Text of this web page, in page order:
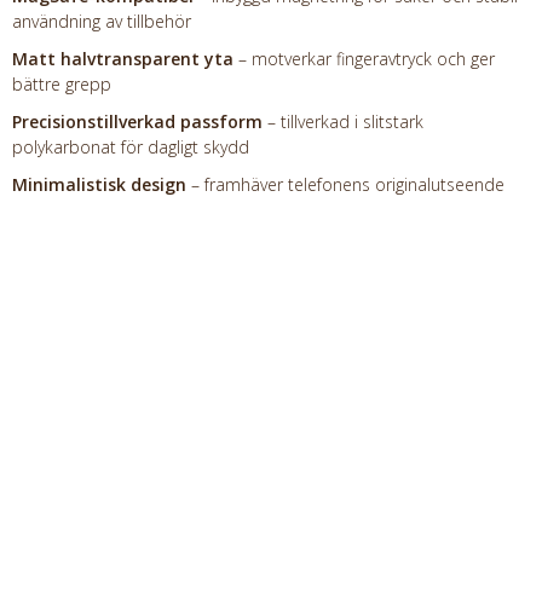
användning av tillbehör
Matt halvtransparent yta – motverkar fingeravtryck och ger
bättre grepp
Precisionstillverkad passform – tillverkad i slitstark
polykarbonat för dagligt skydd
Minimalistisk design – framhäver telefonens originalutseende